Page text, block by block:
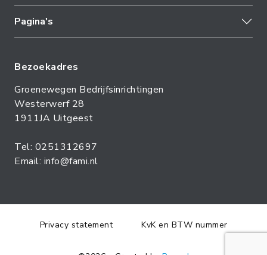
Pagina's
Bezoekadres
Groenewegen Bedrijfsinrichtingen
Westerwerf 28
1911JA Uitgeest
Tel: 0251312697
Email: info@fami.nl
Privacy statement KvK en BTW nummer